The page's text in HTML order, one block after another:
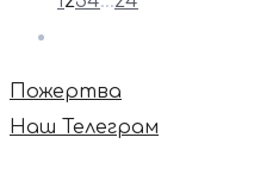
Пожертва
Наш Телеграм